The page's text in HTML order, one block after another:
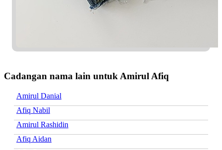
Cadangan nama lain untuk Amirul Afiq
Amirul Danial
Afiq Nabil
Amirul Rashidin
Afiq Aidan